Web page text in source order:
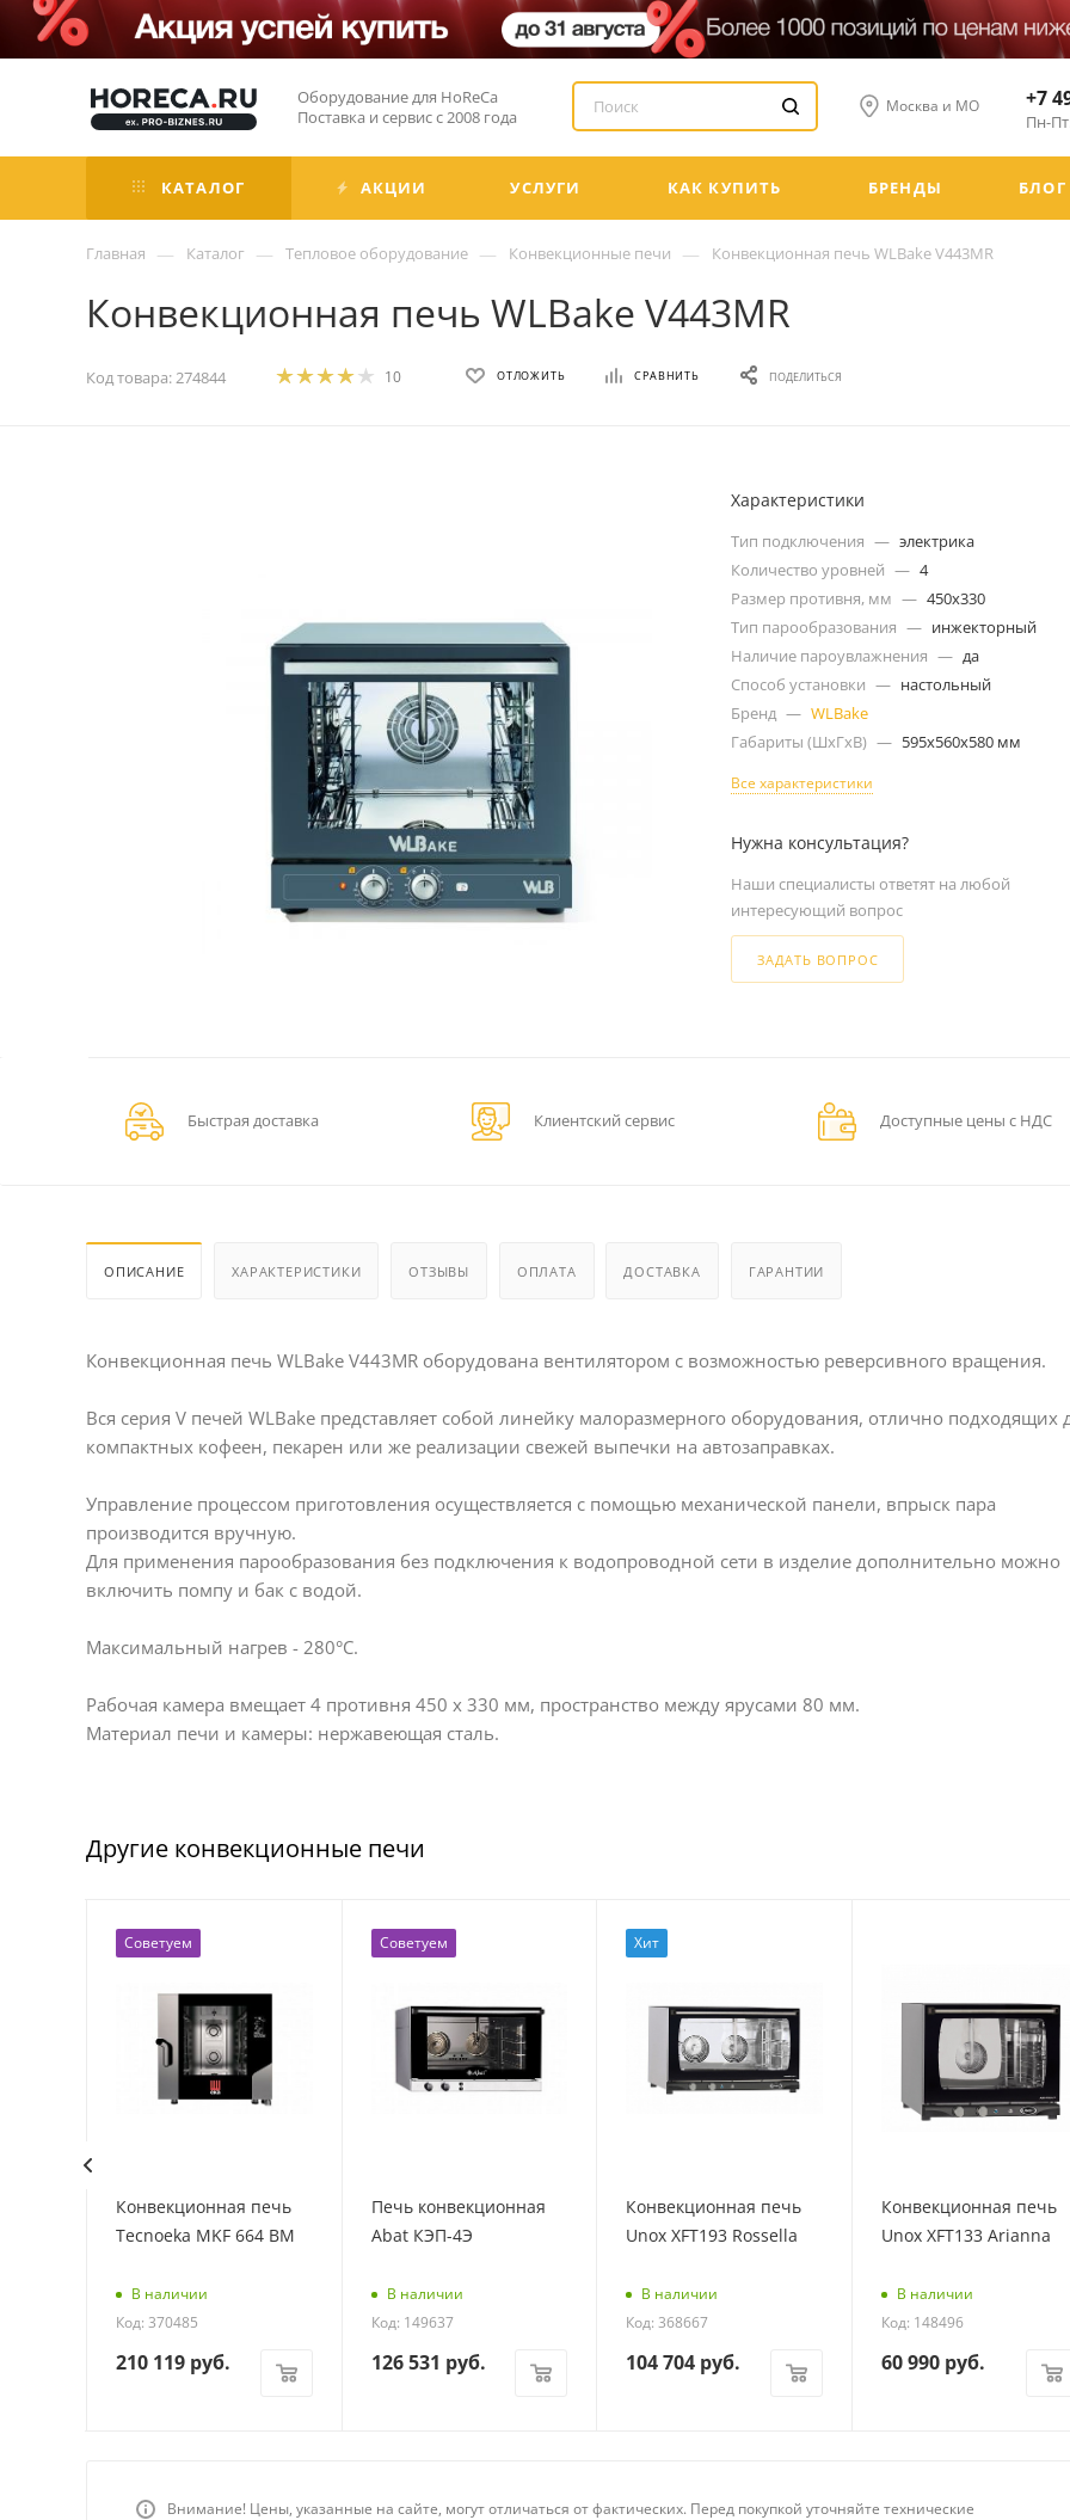
Оборудование для HoReCa
Поставка и сервис с 2008 года
Москва и МО +7
Пн-
КАТАЛОГ АКЦИИ УСЛУГИ КАК КУПИТЬ БРЕНДЫ БЛОГ
Главная — Каталог — Тепловое оборудование — Конвекционные печи — Конвекционная печь WLBake V443MR
Конвекционная печь WLBake V443MR
Код товара: 274844 10 ОТЛОЖИТЬ СРАВНИТЬ ПОДЕЛИТЬСЯ
Характеристики
Тип подключения — электрика
Количество уровней — 4
Размер противня, мм — 450х330
Тип парообразования — инжекторный
Наличие пароувлажнения — да
Способ установки — настольный
Бренд — WLBake
Габариты (ШxГxВ) — 595x560x580 мм
Все характеристики
Нужна консультация?
Наши специалисты ответят на любой
интересующий вопрос
ЗАДАТЬ ВОПРОС
Быстрая доставка Клиентский сервис Доступные цены с НДС
ОПИСАНИЕ ХАРАКТЕРИСТИКИ ОТЗЫВЫ ОПЛАТА ДОСТАВКА ГАРАНТИИ
Конвекционная печь WLBake V443MR оборудована вентилятором с возможностью реверсивного вращения.
Вся серия V печей WLBake представляет собой линейку малоразмерного оборудования, отлично подходящих
компактных кофеен, пекарен или же реализации свежей выпечки на автозаправках.
Управление процессом приготовления осуществляется с помощью механической панели, впрыск пара
производится вручную.
Для применения парообразования без подключения к водопроводной сети в изделие дополнительно можно
включить помпу и бак с водой.
Максимальный нагрев - 280°С.
Рабочая камера вмещает 4 противня 450 х 330 мм, пространство между ярусами 80 мм.
Материал печи и камеры: нержавеющая сталь.
Другие конвекционные печи
Советуем
Конвекционная печь
Tecnoeka MKF 664 BM
В наличии
Код: 370485
210 119руб.
Советуем
Печь конвекционная
Abat КЭП-4Э
В наличии
Код: 149637
126 531 руб.
Хит
Конвекционная печь
Unox XFT193 Rossella
В наличии
Код: 368667
104 704 руб.
Конвекционная печь
Unox XFT133 Arianna
В наличии
Код: 148496
60 990 руб.
Внимание! Цены, указанные на сайте, могут отличаться от фактических. Перед покупкой уточняйте технические